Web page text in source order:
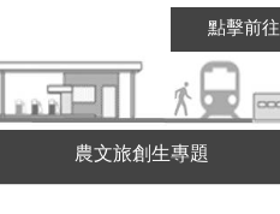
點擊前往
農文旅創生專題